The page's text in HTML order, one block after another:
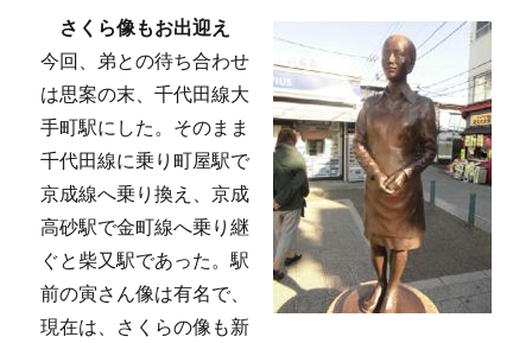
さくら像もお出迎え
今回、弟との待ち合わせ
は思案の末、千代田線大
手町駅にした。そのまま
千代田線に乗り町屋駅で
京成線へ乗り換え、京成
高砂駅で金町線へ乗り継
ぐと柴又駅であった。駅
前の寅さん像は有名で、
現在は、さくらの像も新